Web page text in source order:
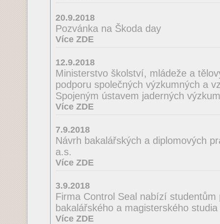
20.9.2018
Pozvánka na Škoda day
Více ZDE
12.9.2018
Ministerstvo školství, mládeže a
podporu společných výzkumných a
Spojeným ústavem jaderných
Více ZDE
7.9.2018
Návrh bakalářských a diplomových
a.s.
Více ZDE
3.9.2018
Firma Control Seal nabízí
bakalářského a magisterského
Více ZDE